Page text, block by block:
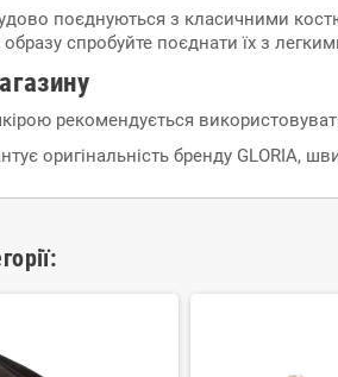
поєднуються з класичними
спробуйте поєднати їх з
рекомендується
оригінальність бренду GLORIA,